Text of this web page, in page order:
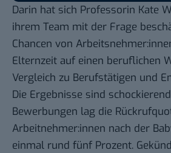
Darin hat sich Professorin Kate
ihrem Team mit der Frage
Chancen von
Elternzeit auf einen beruflichen
Vergleich zu Berufstätigen und
Die Ergebnisse sind
Bewerbungen lag die
Arbeitnehmer:innen nach der
einmal rund fünf Prozent.